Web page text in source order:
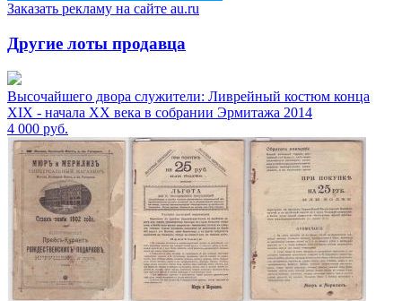
Заказать рекламу на сайте au.ru
Другие лоты продавца
Высочайшего двора служители: Ливрейный костюм конца
XIX - начала XX века в собрании Эрмитажа 2014
4 000 руб.